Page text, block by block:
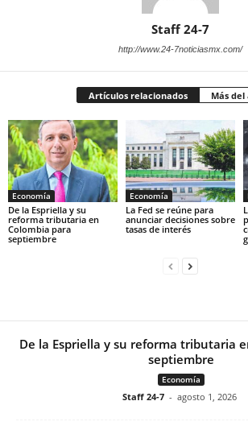
Staff 24-7
http://www.24-7noticiasmx.com/
Artículos relacionados Más
Economía
De la Espriella y su
reforma tributaria en
Colombia para
septiembre
Economía
La Fed se reúne para
anunciar decisiones sobre
tasas de interés
De la Espriella y su reforma tributaria
septiembre
Economía
Staff 24-7 - agosto 1, 2026